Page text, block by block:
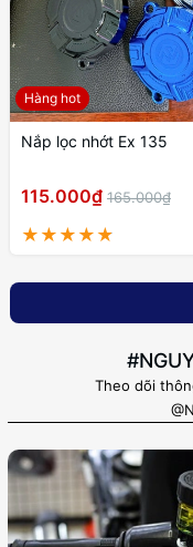
Hàng hot
Nắp lọc nhớt Ex 135
115.000₫ 165.000₫
Theo dõi